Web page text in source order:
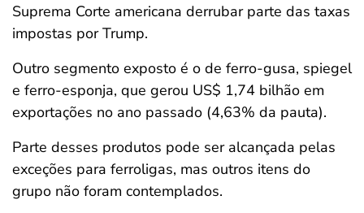
Suprema Corte americana derrubar parte das taxas
impostas por Trump.
Outro segmento exposto é o de ferro-gusa, spiegel
e ferro-esponja, que gerou US$ 1,74 bilhão em
exportações no ano passado (4,63% da pauta).
Parte desses produtos pode ser alcançada pelas
exceções para ferroligas, mas outros itens do
grupo não foram contemplados.